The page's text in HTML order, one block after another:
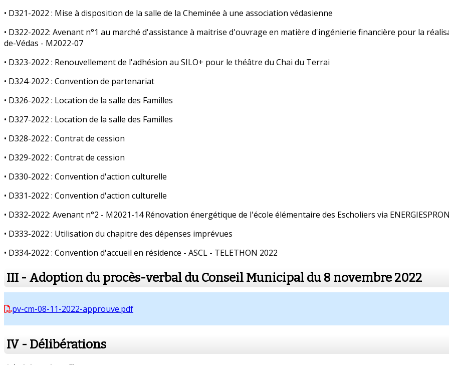
• D321-2022 : Mise à disposition de la salle de la Cheminée à une association védasienne
• D322-2022: Avenant n°1 au marché d'assistance à maitrise d'ouvrage en matière d'ingénierie financière pour la
de-Védas - M2022-07
• D323-2022 : Renouvellement de l'adhésion au SILO+ pour le théâtre du Chai du Terrai
• D324-2022 : Convention de partenariat
• D326-2022 : Location de la salle des Familles
• D327-2022 : Location de la salle des Familles
• D328-2022 : Contrat de cession
• D329-2022 : Contrat de cession
• D330-2022 : Convention d'action culturelle
• D331-2022 : Convention d'action culturelle
• D332-2022: Avenant n°2 - M2021-14 Rénovation énergétique de l'école élémentaire des Escholiers via
• D333-2022 : Utilisation du chapitre des dépenses imprévues
• D334-2022 : Convention d'accueil en résidence - ASCL - TELETHON 2022
III - Adoption du procès-verbal du Conseil Municipal du 8 novembre 2022
pv-cm-08-11-2022-approuve.pdf
IV - Délibérations